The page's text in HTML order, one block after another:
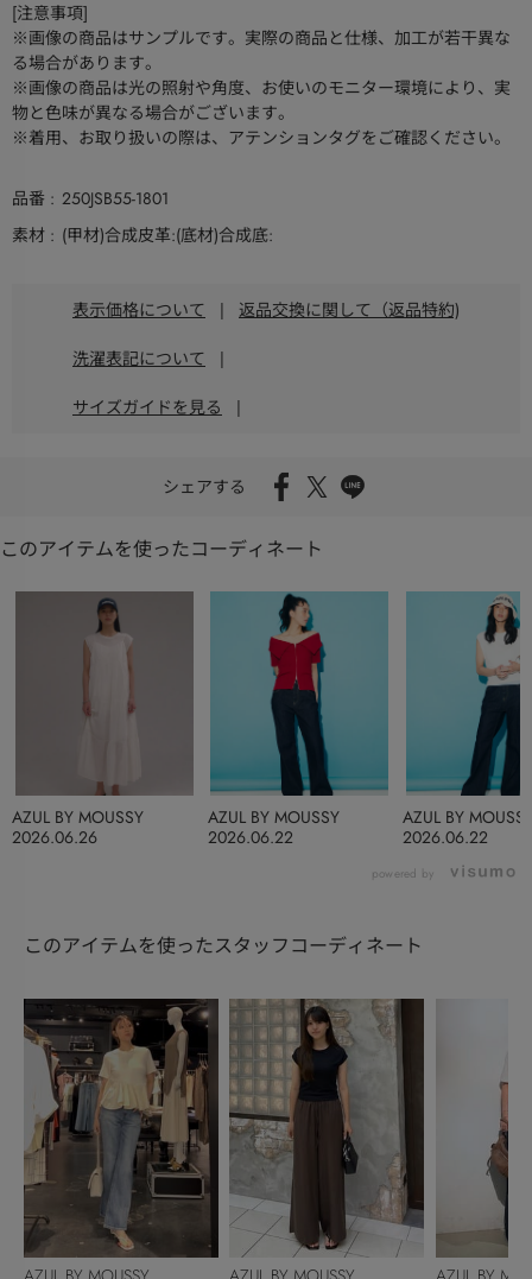
[注意事項]
※画像の商品はサンプルです。実際の商品と仕様、加工が若干異な
る場合があります。
※画像の商品は光の照射や角度、お使いのモニター環境により、実
物と色味が異なる場合がございます。
※着用、お取り扱いの際は、アテンションタグをご確認ください。
品番
250JSB55-1801
素材
(甲材)合成皮革:(底材)合成底:
表示価格について | 返品交換に関して（返品特約)
洗濯表記について |
サイズガイドを見る |
シェアする
このアイテムを使ったコーディネート
2026.06.26
AZUL BY MOUSSY
2026.06.22
AZUL BY MOUSSY
2026.06.22
AZUL BY
powered by
このアイテムを使ったスタッフコーディネート